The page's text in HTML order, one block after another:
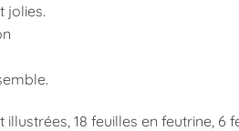
jolies.
18 feuilles en feutrine, 6